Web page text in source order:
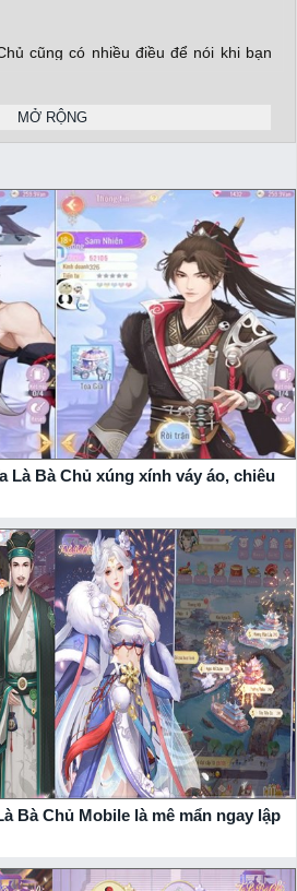
cũng có nhiều điều để nói khi bạn
phố phường cửa, tiệm, và tha hồ phát
Đường thời xưa tùy theo lựa chọn và
mở rộng phường buôn, hợp tác cùng
trở thành bà chủ giàu có nhất vùng,
ăn và có thể quyết định vận mệnh
thú vị, chế tạo những món đồ hiện
hoa, gương,… và hợp tác để buôn
nhiều công việc khác như đàm phán
phần thưởng tài nguyên phong phú,
thời trang nổi bật với hàng trăm bộ
vô vàn phụ kiện khác nhau giúp bạn
MỞ RỘNG
Là Bà Chủ xúng xính váy áo, chiêu
Bà Chủ Mobile là mê mẩn ngay lập